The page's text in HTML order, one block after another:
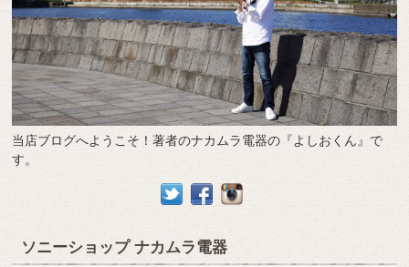
当店ブログへようこそ！著者のナカムラ電器の『よしおくん』で
す。
ソニーショップ ナカムラ電器